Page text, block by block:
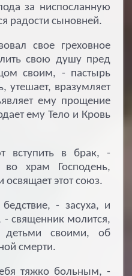
за ниспосланную
радости сыновней.
свое греховное
свою душу пред
своим, - пастырь
утешает, вразумляет
ему прощение
ему Тело и Кровь
в брак, -
храм Господень,
освящает этот союз.
- засуха, и
священник молится,
детьми своими, об
смерти.
тяжко больным, -